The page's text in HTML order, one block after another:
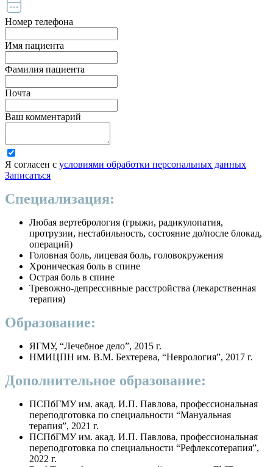
Номер телефона
Имя пациента
Фамилия пациента
Почта
Ваш комментарий
Я согласен с условиями обработки персональных данных
Записаться
Специализация:
Любая вертебрология (грыжи, радикулопатия,
протрузии, нестабильность, состояние до/после блокад,
операций)
Головная боль, лицевая боль, головокружения
Хроническая боль в спине
Острая боль в спине
Тревожно-депрессивные расстройства (лекарственная
терапия)
Образование:
ЯГМУ, “Лечебное дело”, 2015 г.
НМИЦПН им. В.М. Бехтерева, “Неврология”, 2017 г.
Дополнительное образование:
ПСПбГМУ им. акад. И.П. Павлова, профессиональная
переподготовка по специальности “Мануальная
терапия”, 2021 г.
ПСПбГМУ им. акад. И.П. Павлова, профессиональная
переподготовка по специальности “Рефлексотерапия”,
2022 г.